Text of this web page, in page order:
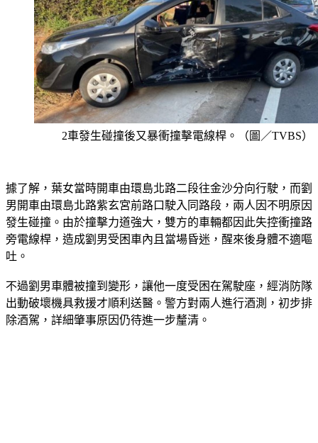
2車發生碰撞後又暴衝撞擊電線桿。（圖／TVBS）
據了解，葉女當時開車由環島北路二段往金沙分向行駛，而劉
男開車由環島北路紫玄宮前路口駛入同路段，兩人因不明原因
發生碰撞。由於撞擊力道強大，雙方的車輛都因此失控衝撞路
旁電線桿，造成劉男受困車內且當場昏迷，醒來後身體不適嘔
吐。
不過劉男車體被撞到變形，讓他一度受困在駕駛座，經消防隊
出動破壞機具救援才順利送醫。警方對兩人進行酒測，初步排
除酒駕，詳細肇事原因仍待進一步釐清。